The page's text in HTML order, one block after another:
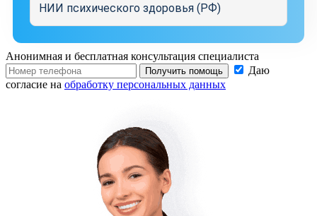
НИИ психического здоровья (РФ)
Анонимная и бесплатная консультация специалиста
Получить помощь
Даю
согласие на обработку персональных данных